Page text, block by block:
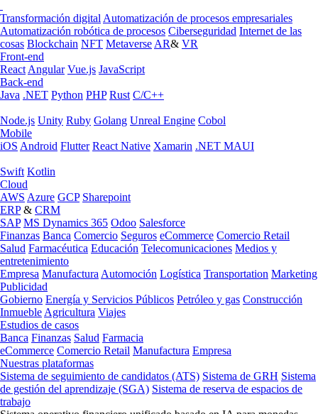
Transformación digital Automatización de procesos empresariales
Automatización robótica de procesos Ciberseguridad Internet de las
cosas Blockchain NFT Metaverse AR& VR
Front-end
React Angular Vue.js JavaScript
Back-end
Java .NET Python PHP Rust C/C++
Node.js Unity Ruby Golang Unreal Engine Cobol
Mobile
iOS Android Flutter React Native Xamarin .NET MAUI
Swift Kotlin
Cloud
AWS Azure GCP Sharepoint
ERP& CRM
SAP MS Dynamics 365 Odoo Salesforce
Finanzas Banca Comercio Seguros eCommerce Comercio Retail
Salud Farmacéutica Educación Telecomunicaciones Medios y
entretenimiento
Empresa Manufactura Automoción Logística Transportation Marketing
Publicidad
Gobierno Energía y Servicios Públicos Petróleo y gas Construcción
Inmueble Agricultura Viajes
Estudios de casos
Banca Finanzas Salud Farmacia
eCommerce Comercio Retail Manufactura Empresa
Nuestras plataformas
Sistema de seguimiento de candidatos (ATS) Sistema de GRH Sistema
de gestión del aprendizaje (SGA) Sistema de reserva de espacios de
trabajo